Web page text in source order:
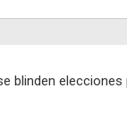
blinden